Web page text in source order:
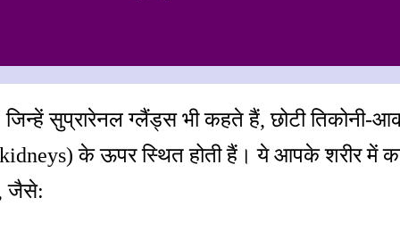
सुप्रारेनल ग्लैंड्स भी कहते हैं, छोटी तिकोनी-
के ऊपर स्थित होती हैं। ये आपके शरीर में
जैसे: